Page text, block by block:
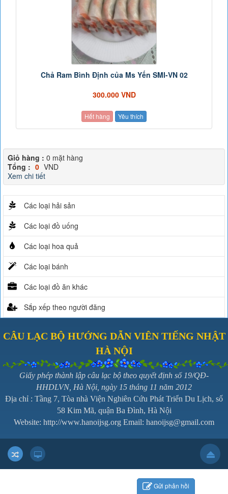
Chả Ram Bình Định của Ms Yến SMI-VN 02
300.000 VND
Hết hàng Yêu thích
Giỏ hàng : 0 mặt hàng
Tổng : 0 VND
Xem chi tiết
Các loại hải sản
Các loại đồ uống
Các loại hoa quả
Các loại bánh
Các loại đồ ăn khác
Sắp xếp theo người đăng
Gửi phản hồi
Gửi phản hồi
CÂU LẠC BỘ HƯỚNG DẪN VIÊN TIẾNG NHẬT
HÀ NỘI
Giấy phép thành lập câu lạc bộ theo quyết định số 19/QĐ-
HHDLVN, Hà Nội, ngày 15 tháng 11 năm 2012
Địa chỉ : Tầng 7, Tòa nhà Viện Nghiên Cứu Phát Triển Du Lịch, số
58 Kim Mã, quận Ba Đình, Hà Nội
Website: http://www.hanoijsg.org Email: hanoijsg@gmail.com